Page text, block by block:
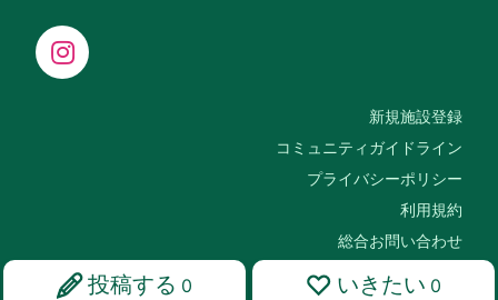
投稿する 0 いきたい 0
新規施設登録
コミュニティガイドライン
プライバシーポリシー
利用規約
総合お問い合わせ
Copyright © ドッグランウズウズ